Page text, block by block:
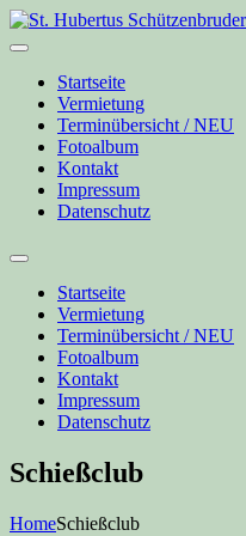
Startseite
Vermietung
Terminübersicht / NEU
Fotoalbum
Kontakt
Impressum
Datenschutz
Startseite
Vermietung
Terminübersicht / NEU
Fotoalbum
Kontakt
Impressum
Datenschutz
Schießclub
HomeSchießclub